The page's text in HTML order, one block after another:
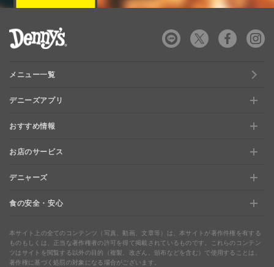
メニュー一覧
デニーズアプリ
新規登録、移行方法について
特典と交換できる！「デニーズポイント」
ステージアップでさらにお得！「ぷに」
最新情報をチェック
おすすめ情報
おすすめ情報
【店舗限定】ドキドキくじ
夏のデニーズめぐり
ウェルネス
完全メシ
お店のサービス
お店のサービス
地域の使える商品券＆子育て支援サービス
ブルーシーフード
ドリンクバー1杯お持ち帰り
デニャーズ
デニャーズ
わくわくファイル
デニャーズまんが
食の安全・安心
食の安全・安心
食の安全・安心への取り組み
本サイト上の全てのコンテンツ（写真、動画、文章等）は、本サイトが著作件権を有する
ものもしくは、正当な著作権者の許可を得て掲載されているものです。これらのコンテン
ツはサイトを閲覧する以外の目的（複製、改ざん、頒布などを含む）で使用することは、
著作権に基づく処罰の対象になる場合がございます。